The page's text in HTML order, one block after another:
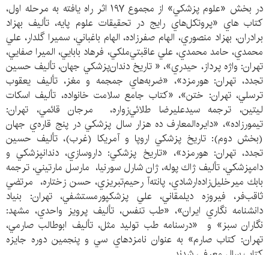
در بخش «علوم پزشكي» از مجموع ۱۹۷ اثر راه يافته به مرحله اول،
كتاب هاي «پروتكل‌هاي رايج در تحقيقات علوم پايه، تأليف بهزاد
برادران، بهزاد منصوري، الهام صفرزاده، الهام باغباني، سميرا گلدار، علي
محمدي، حامد محمدي، علي عاقبتي‌ملكي، فرهاد بابايي‌، الميرا ‌صفايي،
تهران: واژه ‌پرداز، حيدري»، « تاريخ دندان‌پزشكي جهان، تأليف حسين
تجدد، تهران: هورمزد»، «ضربه‌هاي جمجمه و مغز، تأليف يعقوب
ترسلي، تهران: ختن»، «كتاب جامع سلامت خانواده، تأليف اسكات
ليتين، ترجمه سيدعليرضا طلائي‌زواره، مرجان قائمي، تهران:
تيمورزاده»، «دايره‌المعارف ده هزار سال پزشكي در پنج قاره‌ي جهان
(بخش دوم): تاريخ پزشكي اروپا و آمريكا (غرب)، تأليف حسين
تجدد، تهران: هورمزد»، «تاريخ پزشكي: داروسازي، دندانپزشكي و
دامپزشكي، تأليف ژاك پوله، ژان شارل سورنيا، مارسل مارتيني، ترجمه
بابك ميرخليل‌زاده‌ارشادي، پانته‌آ رحيم‌تبريزي، حسن زختاره، مرتضي
ثاقب‌فر، فيروزه ديلمقاني، علي پزشكپورمستشفي، تهران: بنياد
دانشنامه نگاري ايران»، «طب تنفس، تأليف پرويز واحدي، مشهد:
نگاران سبز» و «درسنامه طب توليد مثل، تأليف ابوطالب صارمي،
تهران: كتاب صارم» به عنوان نامزدهاي سي و پنجمين دوره جايزه